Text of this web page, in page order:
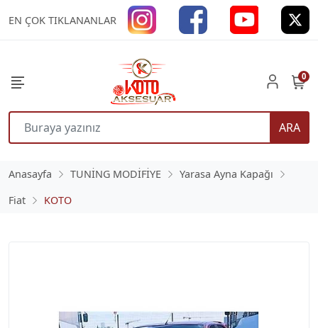
EN ÇOK TIKLANANLAR
ARA
0
Anasayfa TUNİNG MODİFİYE
Yarasa Ayna Kapağı
Fiat
KOTO